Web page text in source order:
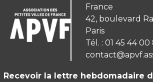
France
42, boulevard
Paris
Tél. : 01 45 44 00
Recevoir la lettre hebdomadaire